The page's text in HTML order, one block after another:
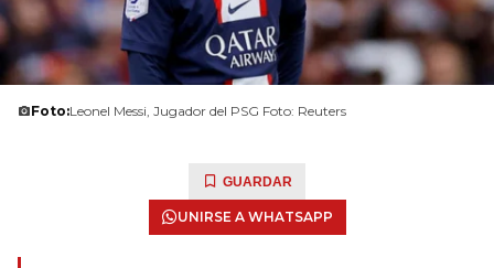
Foto:Leonel Messi, Jugador del PSG Foto: Reuters
GUARDAR
UNIRSE A WHATSAPP